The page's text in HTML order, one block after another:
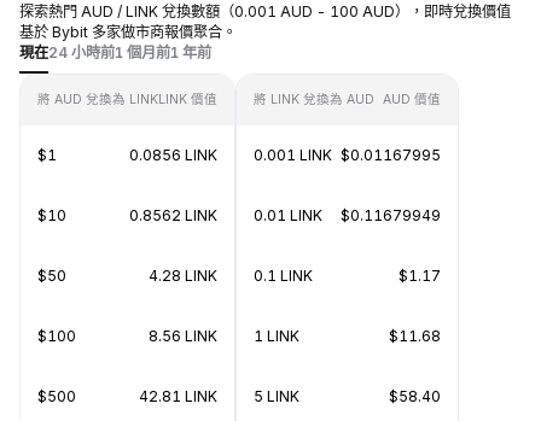
探索熱門 AUD / LINK 兌換數額（0.001 AUD - 100 AUD），即時兌換價值
基於 Bybit 多家做市商報價聚合。
現在24 小時前1 個月前1 年前
將 AUD 兌換為 LINKLINK 價值
$1 0.0856 LINK
$10 0.8562 LINK
$50 4.28 LINK
$100 8.56 LINK
$500 42.81 LINK
將 LINK 兌換為 AUD AUD 價值
0.001 LINK $0.01167995
0.01 LINK $0.11679949
0.1 LINK $1.17
1 LINK $11.68
5 LINK $58.40